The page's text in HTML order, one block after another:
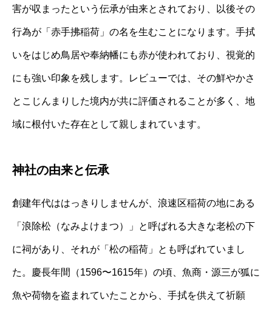
害が収まったという伝承が由来とされており、以後その
行為が「赤手拂稲荷」の名を生むことになります。手拭
いをはじめ鳥居や奉納幡にも赤が使われており、視覚的
にも強い印象を残します。レビューでは、その鮮やかさ
とこじんまりした境内が共に評価されることが多く、地
域に根付いた存在として親しまれています。
神社の由来と伝承
創建年代ははっきりしませんが、浪速区稲荷の地にある
「浪除松（なみよけまつ）」と呼ばれる大きな老松の下
に祠があり、それが「松の稲荷」とも呼ばれていまし
た。慶長年間（1596〜1615年）の頃、魚商・源三が狐に
魚や荷物を盗まれていたことから、手拭を供えて祈願